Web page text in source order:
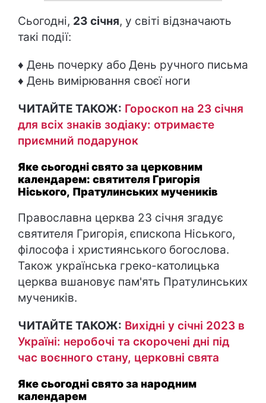
Сьогодні, 23 січня, у світі відзначають
такі події:
♦ День почерку або День ручного письма
♦ День вимірювання своєї ноги
ЧИТАЙТЕ ТАКОЖ: Гороскоп на 23 січня
для всіх знаків зодіаку: отримаєте
приємний подарунок
Яке сьогодні свято за церковним
календарем: святителя Григорія
Ніського, Пратулинських мучеників
Православна церква 23 січня згадує
святителя Григорія, єпископа Ніського,
філософа і християнського богослова.
Також українська греко-католицька
церква вшановує пам'ять Пратулинських
мучеників.
ЧИТАЙТЕ ТАКОЖ: Вихідні у січні 2023 в
Україні: неробочі та скорочені дні під
час воєнного стану, церковні свята
Яке сьогодні свято за народним
календарем